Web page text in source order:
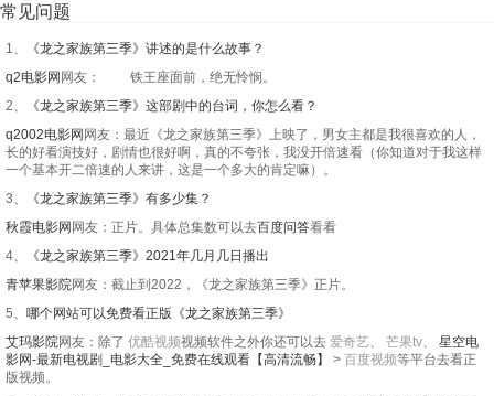
常见问题
1、
《龙之家族第三季》讲述的是什么故事？
q2电影网网友： 铁王座面前，绝无怜悯。
2、
《龙之家族第三季》这部剧中的台词，你怎么看？
q2002电影网网友：最近《龙之家族第三季》上映了，男女主都是我很喜欢的人，
长的好看演技好，剧情也很好啊，真的不夸张，我没开倍速看（你知道对于我这样
一个基本开二倍速的人来讲，这是一个多大的肯定嘛）。
3、
《龙之家族第三季》有多少集？
秋霞电影网网友：正片。具体总集数可以去百度问答看看
4、
《龙之家族第三季》2021年几月几日播出
青苹果影院网友：截止到2022，《龙之家族第三季》正片。
5、 哪个网站可以免费看正版《龙之家族第三季》
艾玛影院网友：除了 优酷视频视频软件之外你还可以去 爱奇艺、 芒果tv、 星空电
影网-最新电视剧_电影大全_免费在线观看【高清流畅】 > 百度视频等平台去看正
版视频。